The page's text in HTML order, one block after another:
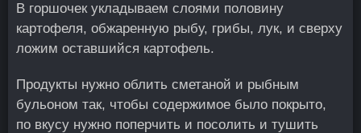
В горшочек укладываем слоями половину
картофеля, обжаренную рыбу, грибы, лук, и сверху
ложим оставшийся картофель.
Продукты нужно облить сметаной и рыбным
бульоном так, чтобы содержимое было покрыто,
по вкусу нужно поперчить и посолить и тушить